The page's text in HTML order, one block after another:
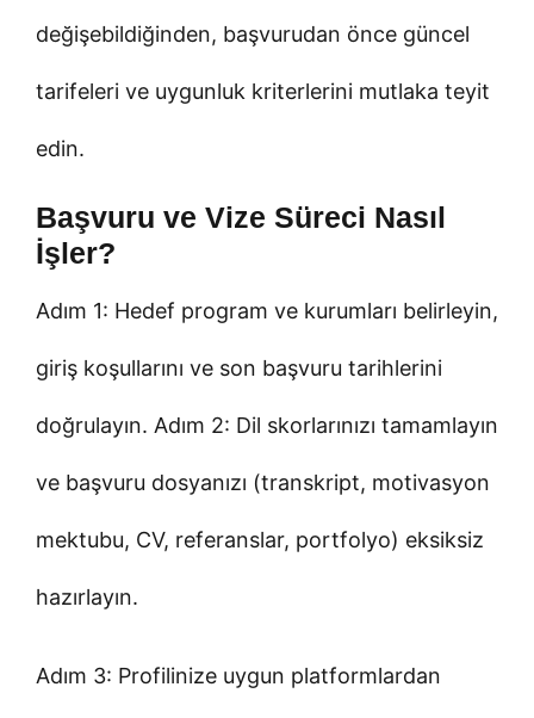
değişebildiğinden, başvurudan önce güncel
tarifeleri ve uygunluk kriterlerini mutlaka teyit
edin.
Başvuru ve Vize Süreci Nasıl
İşler?
Adım 1: Hedef program ve kurumları belirleyin,
giriş koşullarını ve son başvuru tarihlerini
doğrulayın. Adım 2: Dil skorlarınızı tamamlayın
ve başvuru dosyanızı (transkript, motivasyon
mektubu, CV, referanslar, portfolyo) eksiksiz
hazırlayın.
Adım 3: Profilinize uygun platformlardan